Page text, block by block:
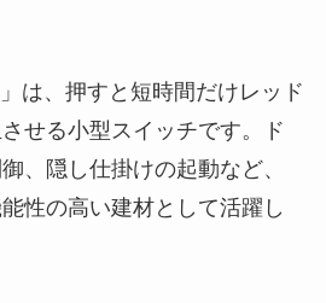
は、押すと短時間だけレッド
せる小型スイッチです。ド
、隠し仕掛けの起動など、
性の高い建材として活躍し